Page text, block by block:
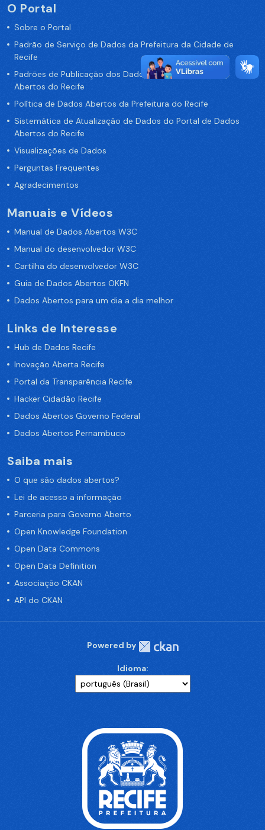
O Portal
Sobre o Portal
Padrão de Serviço de Dados da Prefeitura da Cidade de
Recife
Padrões de Publicação dos Dados no Portal de Dados
Abertos do Recife
Política de Dados Abertos da Prefeitura do Recife
Sistemática de Atualização de Dados do Portal de Dados
Abertos do Recife
Visualizações de Dados
Perguntas Frequentes
Agradecimentos
Manuais e Vídeos
Manual de Dados Abertos W3C
Manual do desenvolvedor W3C
Cartilha do desenvolvedor W3C
Guia de Dados Abertos OKFN
Dados Abertos para um dia a dia melhor
Links de Interesse
Hub de Dados Recife
Inovação Aberta Recife
Portal da Transparência Recife
Hacker Cidadão Recife
Dados Abertos Governo Federal
Dados Abertos Pernambuco
Saiba mais
O que são dados abertos?
Lei de acesso a informação
Parceria para Governo Aberto
Open Knowledge Foundation
Open Data Commons
Open Data Definition
Associação CKAN
API do CKAN
Powered by
Idioma